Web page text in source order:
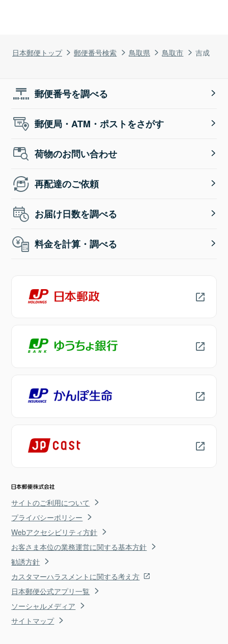
日本郵便トップ 郵便番号検索 鳥取県 鳥取市 吉成
郵便番号を調べる
郵便局・ATM・ポストをさがす
荷物のお問い合わせ
再配達のご依頼
お届け日数を調べる
料金を計算・調べる
サイトのご利用について
プライバシーポリシー
Webアクセシビリティ方針
お客さま本位の業務運営に関する基本方針
勧誘方針
カスタマーハラスメントに関する考え方
日本郵便公式アプリ一覧
ソーシャルメディア
サイトマップ